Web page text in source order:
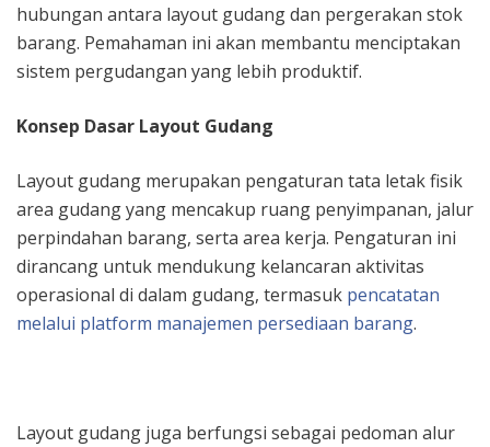
hubungan antara layout gudang dan pergerakan stok
barang. Pemahaman ini akan membantu menciptakan
sistem pergudangan yang lebih produktif.
Konsep Dasar Layout Gudang
Layout gudang merupakan pengaturan tata letak fisik
area gudang yang mencakup ruang penyimpanan, jalur
perpindahan barang, serta area kerja. Pengaturan ini
dirancang untuk mendukung kelancaran aktivitas
operasional di dalam gudang, termasuk pencatatan
melalui platform manajemen persediaan barang.
Layout gudang juga berfungsi sebagai pedoman alur